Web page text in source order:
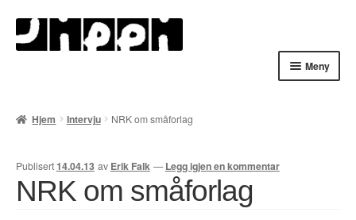
Hopp
til
Hopp
til
Meny
Handlekurv
Hjem Intervju NRK om småforlag
Publisert14.04.13 av Erik Falk —Legg igjen en kommentar
NRK om småforlag